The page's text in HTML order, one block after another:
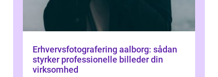
Erhvervsfotografering aalborg: sådan
styrker professionelle billeder din
virksomhed